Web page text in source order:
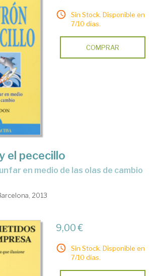
Sin Stock. Disponible en
7/10 días.
COMPRAR
el pececillo
en medio de las olas de cambio
2013
9,00 €
Sin Stock. Disponible en
7/10 días.